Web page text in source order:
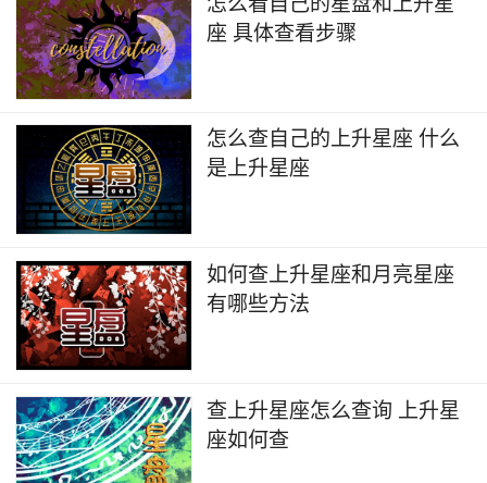
座 具体查看步骤
怎么查自己的上升星座 什么
是上升星座
如何查上升星座和月亮星座
有哪些方法
查上升星座怎么查询 上升星
座如何查